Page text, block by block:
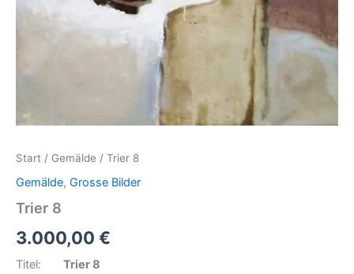
Start / Gemälde / Trier 8
Gemälde, Grosse Bilder
Trier 8
3.000,00 €
Titel: Trier 8